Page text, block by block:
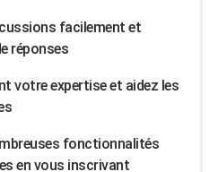
facilement et
réponses
votre expertise et aidez les
fonctionnalités
en vous inscrivant